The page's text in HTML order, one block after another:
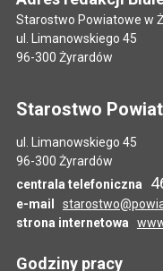
Starostwo Powiatowe w
ul. Limanowskiego 45
96-300 Żyrardów
Starostwo
ul. Limanowskiego 45
96-300 Żyrardów
centrala telefoniczna
e-mail
strona internetowa
Godziny pracy